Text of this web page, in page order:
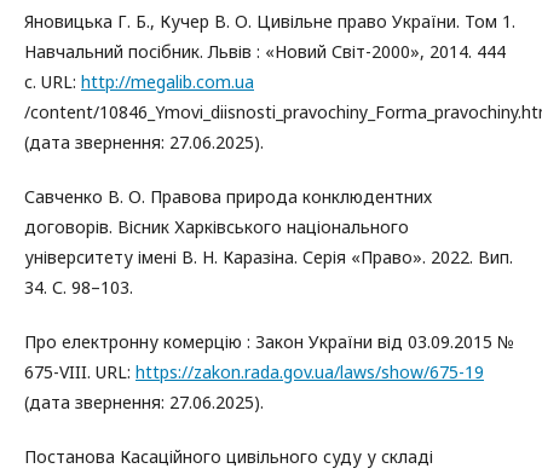
Яновицька Г. Б., Кучер В. О. Цивільне право України. Том 1.
Навчальний посібник. Львів : «Новий Світ-2000», 2014. 444
c. URL: http://megalib.com.ua
/content/
(дата звернення: 27.06.2025).
Савченко В. О. Правова природа конклюдентних
договорів. Вісник Харківського національного
університету імені В. Н. Каразіна. Серія «Право». 2022. Вип.
34. С. 98–103.
Про електронну комерцію : Закон України від 03.09.2015 №
675-VIII. URL: https://zakon.rada.gov.ua/laws/show/675-19
(дата звернення: 27.06.2025).
Постанова Касаційного цивільного суду у складі